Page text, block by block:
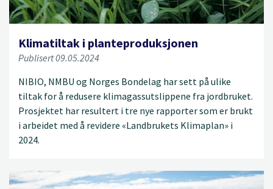
Klimatiltak i planteproduksjonen
Publisert 09.05.2024
NIBIO, NMBU og Norges Bondelag har sett på ulike
tiltak for å redusere klimagassutslippene fra jordbruket.
Prosjektet har resultert i tre nye rapporter som er brukt
i arbeidet med å revidere «Landbrukets Klimaplan» i
2024.